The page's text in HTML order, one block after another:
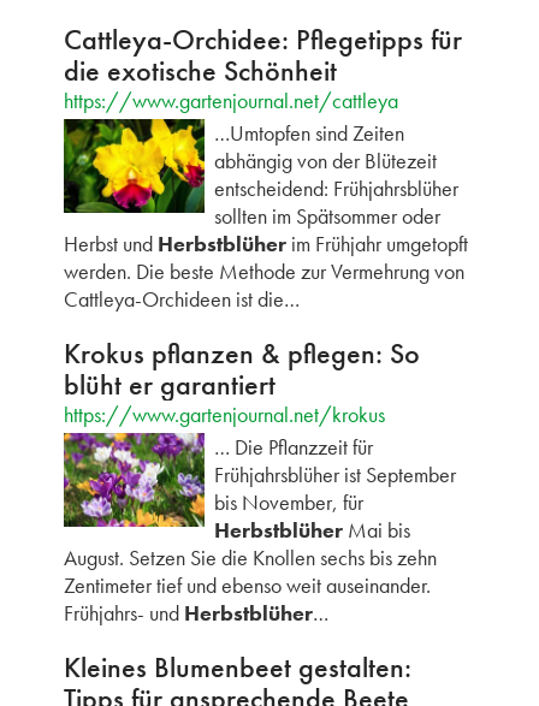
Cattleya-Orchidee: Pflegetipps für
die exotische Schönheit
https://www.gartenjournal.net/cattleya
…Umtopfen sind Zeiten
abhängig von der Blütezeit
entscheidend: Frühjahrsblüher
sollten im Spätsommer oder
Herbst und Herbstblüherim Frühjahr umgetopft
werden. Die beste Methode zur Vermehrung von
Cattleya-Orchideen ist die…
Krokus pflanzen & pflegen: So
blüht er garantiert
https://www.gartenjournal.net/krokus
… Die Pflanzzeit für
Frühjahrsblüher ist September
bis November, für
HerbstblüherMai bis
August. Setzen Sie die Knollen sechs bis zehn
Zentimeter tief und ebenso weit auseinander.
Frühjahrs- und Herbstblüher…
Kleines Blumenbeet gestalten:
Tipps für ansprechende Beete